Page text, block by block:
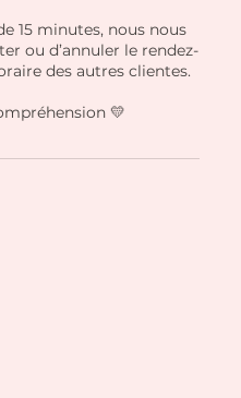
15 minutes, nous nous
ou d’annuler le rendez-
des autres clientes.
💛